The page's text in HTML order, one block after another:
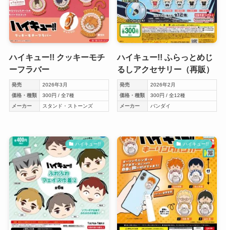
ハイキュー!! クッキーモチ
ーフラバー
発売
2026年3月
価格・種類
300円 / 全7種
メーカー
スタンド・ストーンズ
ハイキュー!! ふらっとめじ
るしアクセサリー（再販）
発売
2026年2月
価格・種類
300円 / 全12種
メーカー
バンダイ
ハイキュー!! ハイキュー!!